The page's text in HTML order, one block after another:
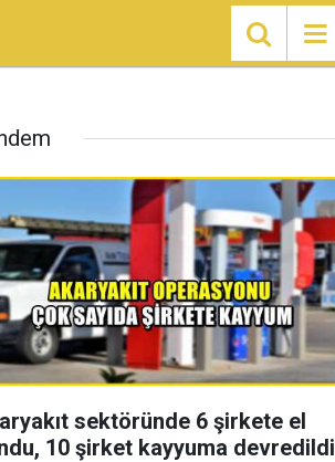
sektöründe 6 şirkete el
10 şirket kayyuma devredildi